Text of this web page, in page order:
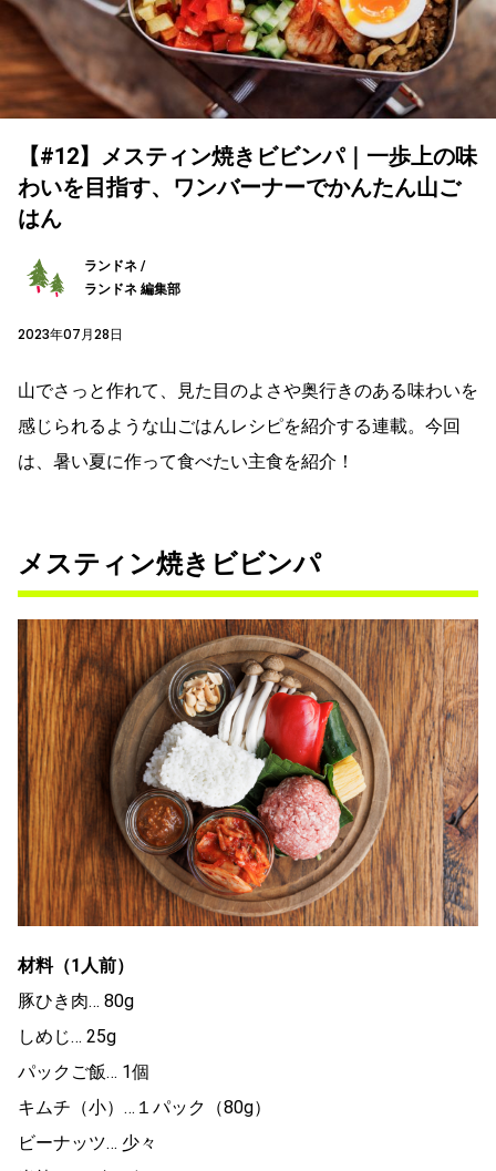
【#12】メスティン焼きビビンパ｜一歩上の味
わいを目指す、ワンバーナーでかんたん山ご
はん
ランドネ /
ランドネ 編集部
2023年07月28日
山でさっと作れて、見た目のよさや奥行きのある味わいを
感じられるような山ごはんレシピを紹介する連載。今回
は、暑い夏に作って食べたい主食を紹介！
メスティン焼きビビンパ
材料（1人前）
豚ひき肉… 80g
しめじ… 25g
パックご飯… 1個
キムチ（小）…１パック（80g）
ビーナッツ… 少々